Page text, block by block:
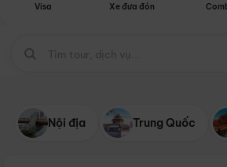
Visa Xe đưa đón
Nội địa Trung Quốc